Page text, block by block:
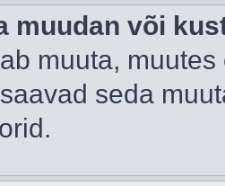
muudan või
muuta,
seda